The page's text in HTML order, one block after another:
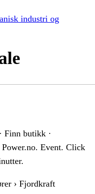
industri og
Finn butikk ·
Event. Click
› Fjordkraft